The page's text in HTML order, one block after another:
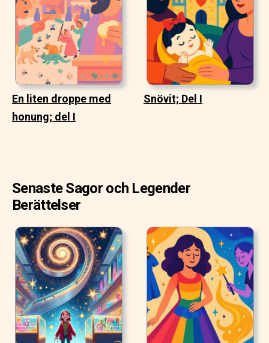
En liten droppe med
honung; del I
Snövit; Del I
Senaste Sagor och Legender
Berättelser